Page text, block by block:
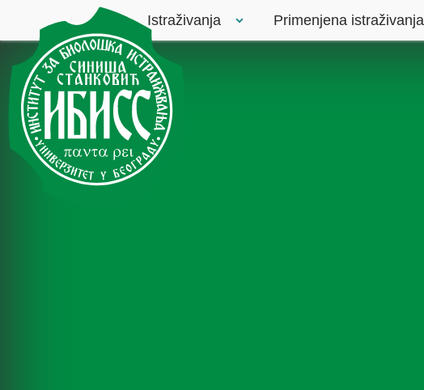
Istraživanja Primenjena istraživanja